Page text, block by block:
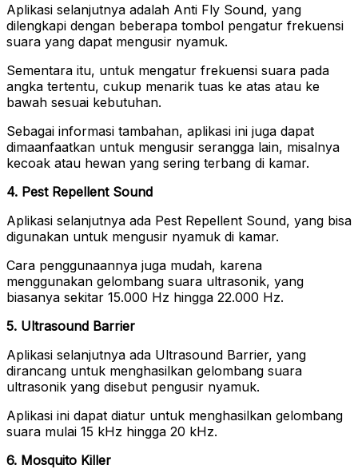
Aplikasi selanjutnya adalah Anti Fly Sound, yang
dilengkapi dengan beberapa tombol pengatur frekuensi
suara yang dapat mengusir nyamuk.
Sementara itu, untuk mengatur frekuensi suara pada
angka tertentu, cukup menarik tuas ke atas atau ke
bawah sesuai kebutuhan.
Sebagai informasi tambahan, aplikasi ini juga dapat
dimaanfaatkan untuk mengusir serangga lain, misalnya
kecoak atau hewan yang sering terbang di kamar.
4. Pest Repellent Sound
Aplikasi selanjutnya ada Pest Repellent Sound, yang bisa
digunakan untuk mengusir nyamuk di kamar.
Cara penggunaannya juga mudah, karena
menggunakan gelombang suara ultrasonik, yang
biasanya sekitar 15.000 Hz hingga 22.000 Hz.
5. Ultrasound Barrier
Aplikasi selanjutnya ada Ultrasound Barrier, yang
dirancang untuk menghasilkan gelombang suara
ultrasonik yang disebut pengusir nyamuk.
Aplikasi ini dapat diatur untuk menghasilkan gelombang
suara mulai 15 kHz hingga 20 kHz.
6. Mosquito Killer